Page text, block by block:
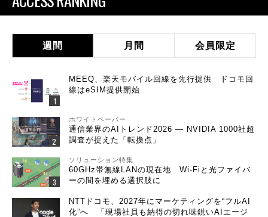
週間 月間 会員限定
MEEQ、楽天モバイル回線を先行提供 ドコモ回
線はeSIM提供開始
ホワイトペーパー
通信業界のAIトレンド2026 ― NVIDIA 1000社超
調査が捉えた「転換点」
ソリューション特集
60GHz帯無線LANの現在地 Wi-Fiと光ファイバ
ーの間を埋める選択肢に
NTTドコモ、2027年にマーケティングを“フルAI
化”へ 「現場社員も納得の切れ味鋭いAIエージ